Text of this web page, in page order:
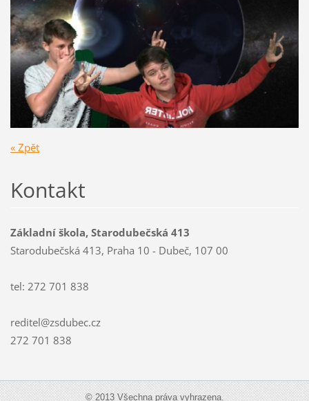
« Zpět
Kontakt
Základní škola, Starodubečská 413
Starodubečská 413, Praha 10 - Dubeč, 107 00
tel: 272 701 838
reditel@zsdubec.cz
272 701 838
© 2013 Všechna práva vyhrazena.